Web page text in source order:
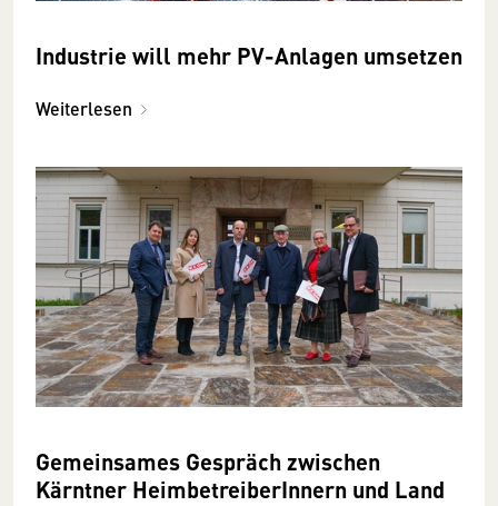
Industrie will mehr PV-Anlagen umsetzen
Weiterlesen
Gemeinsames Gespräch zwischen
Kärntner HeimbetreiberInnern und Land